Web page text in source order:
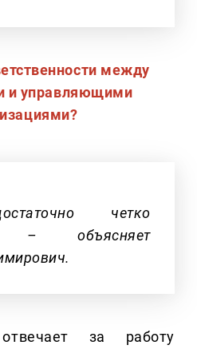
между
и управляющими
четко
– объясняет
за работу